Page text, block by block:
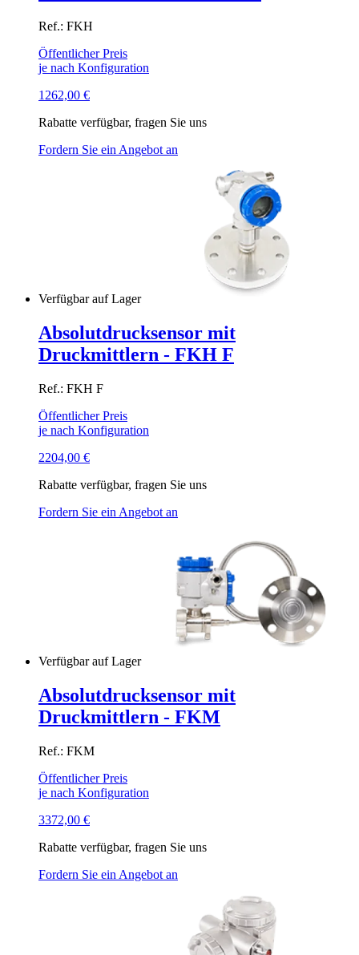
Ref.: FKH
Öffentlicher Preis
je nach Konfiguration
1262,00 €
Rabatte verfügbar, fragen Sie uns
Fordern Sie ein Angebot an
Verfügbar auf Lager
Absolutdrucksensor mit
Druckmittlern - FKH F
Ref.: FKH F
Öffentlicher Preis
je nach Konfiguration
2204,00 €
Rabatte verfügbar, fragen Sie uns
Fordern Sie ein Angebot an
Verfügbar auf Lager
Absolutdrucksensor mit
Druckmittlern - FKM
Ref.: FKM
Öffentlicher Preis
je nach Konfiguration
3372,00 €
Rabatte verfügbar, fragen Sie uns
Fordern Sie ein Angebot an